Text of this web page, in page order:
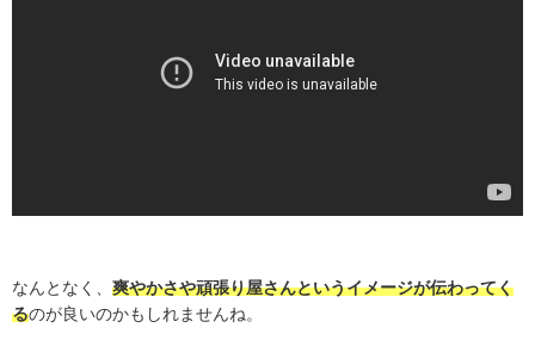
なんとなく、 爽やかさや頑張り屋さんというイメージが伝わってく
るのが良いのかもしれませんね。